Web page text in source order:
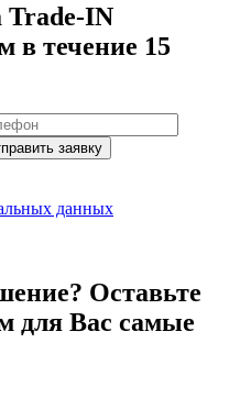
Trade-IN
в течение 15
заявку
данных
Оставьте
для Вас самые